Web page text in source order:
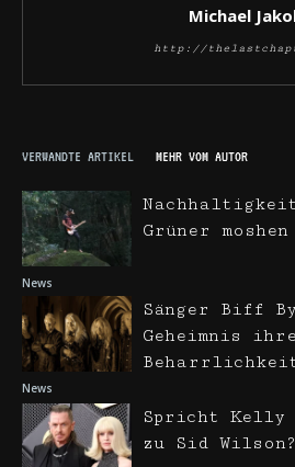
Michael
http://
VERWANDTE ARTIKEL MEHR VOM AUTOR
News
Grüner moshen
News
Sänger Biff
Geheimnis
Spricht Kelly
zu Sid Wilson?